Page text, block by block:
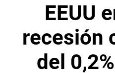
EEUU
recesión
del